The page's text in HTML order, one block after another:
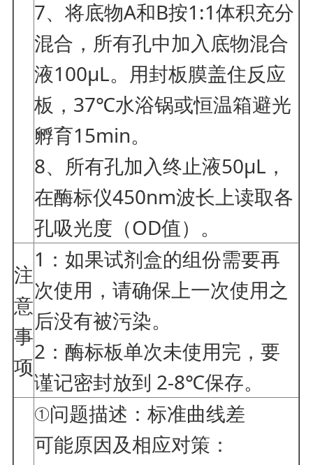
7、将底物A和B按1:1体积充分
混合，所有孔中加入底物混合
液100μL。用封板膜盖住反应
板，37℃水浴锅或恒温箱避光
孵育15min。
8、所有孔加入终止液50μL，
在酶标仪450nm波长上读取各
孔吸光度（OD值）。
注
意
事
项
1：如果试剂盒的组份需要再
次使用，请确保上一次使用之
后没有被污染。
2：酶标板单次未使用完，要
谨记密封放到 2-8℃保存。
①问题描述：标准曲线差
可能原因及相应对策：